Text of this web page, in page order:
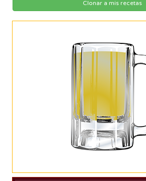
Clonar a mis recetas